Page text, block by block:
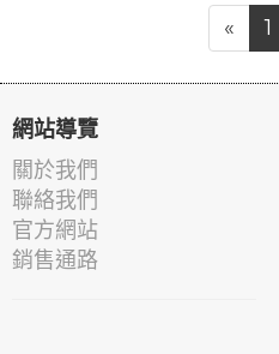
« 1
網站導覽
關於我們
聯絡我們
官方網站
銷售通路